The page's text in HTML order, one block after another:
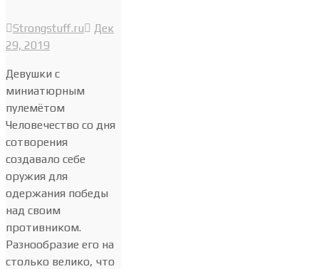
Strongstuff.ru
Дек
29, 2019
Девушки с
миниатюрным
пулемётом
Человечество со дня
сотворения
создавало себе
оружия для
одержания победы
над своим
противником.
Разнообразие его на
столько велико, что